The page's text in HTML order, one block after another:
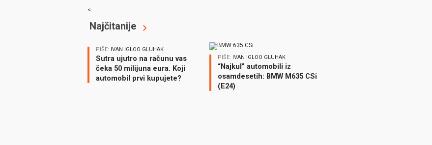
<
Najčitanije
PIŠE: IVAN IGLOO GLUHAK
Sutra ujutro na računu vas
čeka 50 milijuna eura. Koji
automobil prvi kupujete?
PIŠE: IVAN IGLOO GLUHAK
“Najkul” automobili iz
osamdesetih: BMW M635 CSi
(E24)